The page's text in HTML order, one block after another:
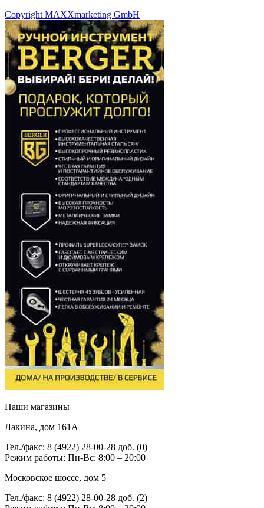
Copyright MAXXmarketing GmbH
Наши магазины
Лакина, дом 161А
Тел./факс: 8 (4922) 28-00-28 доб. (0)
Режим работы: Пн-Вс: 8:00 – 20:00
Московское шоссе, дом 5
Тел./факс: 8 (4922) 28-00-28 доб. (2)